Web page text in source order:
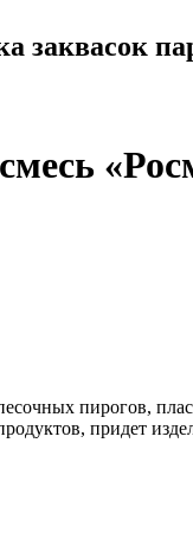
заквасок
пирогов,
придет